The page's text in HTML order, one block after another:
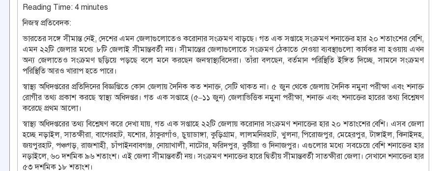
Reading Time: 4 minutes
নিজস্ব প্রতিবেদক:
ভারতের সঙ্গে সীমান্ত নেই, দেশের এমন জেলাগুলোতেও করোনার সংক্রমণ বাড়ছে। গত এক সপ্তাহে সংক্রমণ শনাক্তের হার ২০ শতাংশের বেশি,
এমন ২২টি জেলার মধ্যে ৮টি জেলাই সীমান্তবর্তী নয়। সীমান্তের জেলাগুলোতে সংক্রমণ ঠেকাতে নেওয়া ব্যবস্থাগুলো কার্যকর না হওয়ায় এখন
অন্য জেলাতেও সংক্রমণ ছড়িয়ে পড়ছে বলে মনে করছেন জনস্বাস্থ্যবিদেরা। তাঁরা বলছেন, বর্তমান পরিস্থিতি ইঙ্গিত দিচ্ছে, সামনে সংক্রমণ
পরিস্থিতি আরও খারাপ হতে পারে।
স্বাস্থ্য অধিদপ্তরের প্রতিদিনের বিজ্ঞপ্তিতে কোন জেলায় দৈনিক কত শনাক্ত, সেটি থাকত না। ৫ জুন থেকে জেলায় দৈনিক নমুনা পরীক্ষা এবং শনাক্ত
রোগীর তথ্য প্রকাশ করছে স্বাস্থ্য অধিদপ্তর। গত এক সপ্তাহে (৫–১১ জুন) জেলাভিত্তিক নমুনা পরীক্ষা, শনাক্ত এবং শনাক্তের হারের তথ্য বিশ্লেষণ
করেছে প্রথম আলো।
স্বাস্থ্য অধিদপ্তরের তথ্য বিশ্লেষণ করে দেখা যায়, গত এক সপ্তাহে ২২টি জেলায় করোনার সংক্রমণ শনাক্তের হার ২০ শতাংশের বেশি। এসব জেলা
হচ্ছে নড়াইল, সাতক্ষীরা, বাগেরহাট, যশোর, ঠাকুরগাঁও, চুয়াডাঙ্গা, কুড়িগ্রাম, লালমনিরহাট, খুলনা, পিরোজপুর, মেহেরপুর, টাঙ্গাইল, ঝিনাইদহ,
জয়পুরহাট, পঞ্চগড়, রাজশাহী, চাঁপাইনবাবগঞ্জ, নোয়াখালী, নাটোর, ফরিদপুর, কুষ্টিয়া ও দিনাজপুর। এগুলোর মধ্যে সবচেয়ে বেশি শনাক্তের হার
নড়াইলে, ৬০ দশমিক ৯৬ শতাংশ। এই জেলা সীমান্তবর্তী নয়। সংক্রমণ শনাক্তের হারে দ্বিতীয় সীমান্তবর্তী সাতক্ষীরা জেলা। সেখানে শনাক্তের হার
৫৩ দশমিক ১৮ শতাংশ।